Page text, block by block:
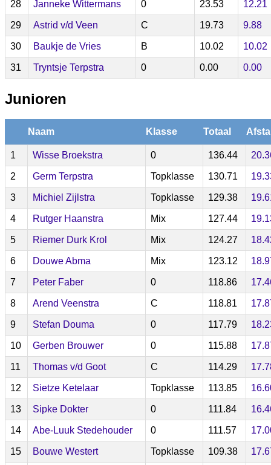
28 Janneke Wittermans 0 23.53 12.21
29 Astrid v/d Veen C 19.73 9.88
30 Baukje de Vries B 10.02 10.02
31 Tryntsje Terpstra 0 0.00 0.00
Junioren
Naam Klasse Totaal
1 Wisse Broekstra 0 136.44
2 Germ Terpstra Topklasse 130.71
3 Michiel Zijlstra Topklasse 129.38
4 Rutger Haanstra Mix 127.44
5 Riemer Durk Krol Mix 124.27
6 Douwe Abma Mix 123.12
7 Peter Faber 0 118.86
8 Arend Veenstra C 118.81
9 Stefan Douma 0 117.79
10 Gerben Brouwer 0 115.88
11 Thomas v/d Goot C 114.29
12 Sietze Ketelaar Topklasse 113.85
13 Sipke Dokter 0 111.84
14 Abe-Luuk Stedehouder 0 111.57
15 Bouwe Westert Topklasse 109.38